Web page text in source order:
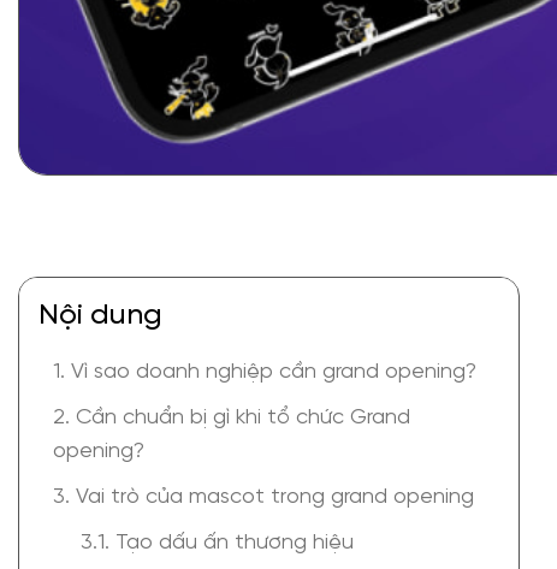
Nội dung
1. Vì sao doanh nghiệp cần grand opening?
2. Cần chuẩn bị gì khi tổ chức Grand
opening?
3. Vai trò của mascot trong grand opening
3.1. Tạo dấu ấn thương hiệu